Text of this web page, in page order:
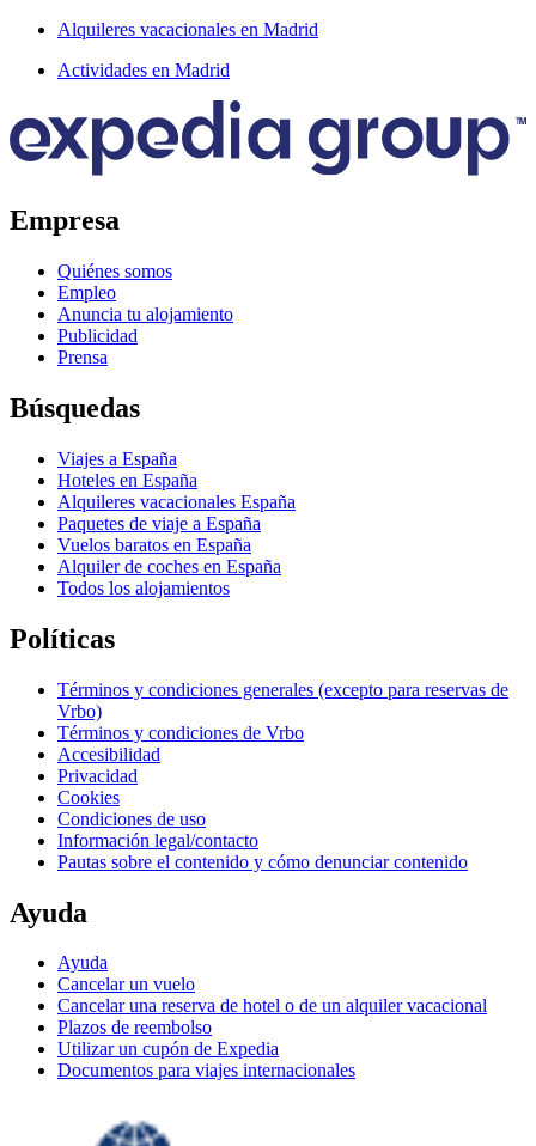
Alquileres vacacionales en Madrid
Actividades en Madrid
Empresa
Quiénes somos
Empleo
Anuncia tu alojamiento
Publicidad
Prensa
Búsquedas
Viajes a España
Hoteles en España
Alquileres vacacionales España
Paquetes de viaje a España
Vuelos baratos en España
Alquiler de coches en España
Todos los alojamientos
Políticas
Términos y condiciones generales (excepto para reservas de
Vrbo)
Términos y condiciones de Vrbo
Accesibilidad
Privacidad
Cookies
Condiciones de uso
Información legal/contacto
Pautas sobre el contenido y cómo denunciar contenido
Ayuda
Ayuda
Cancelar un vuelo
Cancelar una reserva de hotel o de un alquiler vacacional
Plazos de reembolso
Utilizar un cupón de Expedia
Documentos para viajes internacionales